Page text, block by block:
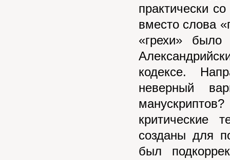
практически
вместо слова
«грехи» было
кодексе.
неверный
критические
созданы для
был